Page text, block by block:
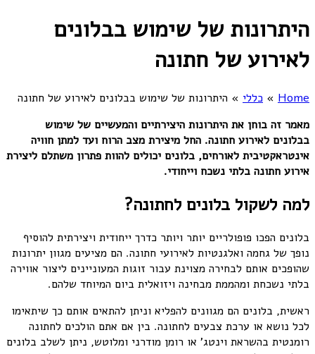
היתרונות של שימוש בבלונים
לאירוע של חתונה
Home
» כללי » היתרונות של שימוש בבלונים לאירוע של חתונה
מאמר זה בוחן את היתרונות היצירתיים והמעשיים של שימוש
בבלונים לאירוע חתונה. החל מיצירת מצב הרוח ועד למתן חוויה
אינטראקטיבית לאורחים, בלונים יכולים להוות פתרון משתלם ליצירת
אירוע חתונה בלתי נשכח וייחודי.
למה לשקול בלונים לחתונה?
בלונים הפכו פופולריים יותר ויותר כדרך ייחודית ויצירתית להוסיף
נופך של גחמה ואלגנטיות לאירועי חתונה. הם מציעים מגוון יתרונות
שהופכים אותם לבחירה מצוינת עבור זוגות המעוניינים ליצור אווירה
בלתי נשכחת ומהממת מבחינה ויזואלית ביום המיוחד שלהם.
ראשית, בלונים הם מגוונים להפליא וניתן להתאים אותם כך שיתאימו
לכל נושא או ערכת צבעים לחתונה. בין אם אתם הולכים לחתונה
רומנטית בהשראת וינטג' או רומן מודרני ומלוטש, ניתן לשלב בלונים